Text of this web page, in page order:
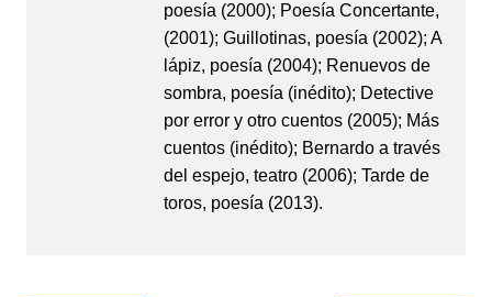
poesía (2000); Poesía Concertante,
(2001); Guillotinas, poesía (2002); A
lápiz, poesía (2004); Renuevos de
sombra, poesía (inédito); Detective
por error y otro cuentos (2005); Más
cuentos (inédito); Bernardo a través
del espejo, teatro (2006); Tarde de
toros, poesía (2013).